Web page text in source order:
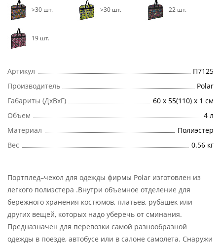
>30 шт. >30 шт. 22 шт.
19 шт.
Артикул
П7125
Производитель
Polar
Габариты (ДхВхГ)
60 х 55(110) х 1 см
Объем
4 л
Материал
Полиэстер
Вес
0.56 кг
Портплед–чехол для одежды фирмы Polar изготовлен из
легкого полиэстера .Внутри объемное отделение для
бережного хранения костюмов, платьев, рубашек или
других вещей, которых надо уберечь от сминания.
Предназначен для перевозки самой разнообразной
одежды в поезде, автобусе или в салоне самолета. Снаружи